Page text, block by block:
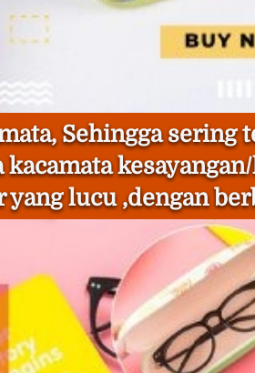
Sehingga sering
lucu ,dengan